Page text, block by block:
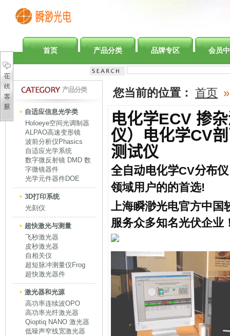
首页 产品分类 品牌专区 会员
产品分类
自适应信息光学类
Holoeye空间光调制器
ALPAO高速变形镜
波前分析仪Phasics
自适应光学系统
数字微反射镜 DMD 数
字微镜器件
光学元件器件DOE
3D打印系统
光刻仪
超快激光与测量
飞秒激光器
皮秒激光器
自相关仪
超短脉冲测量仪Frog
超快激光器件
激光器和光源
高功率连续波OPO
高功率光纤激光器
Qioptiq NANO 激光器
低噪声窄线宽激光器
您当前的位置： 首页 »
电化学ECV 掺
仪）电化学CV
测试仪
全自动电化学CV分布
领域用户的的首选!
上海瞬渺光电官方中国
服务众多知名光伏企业